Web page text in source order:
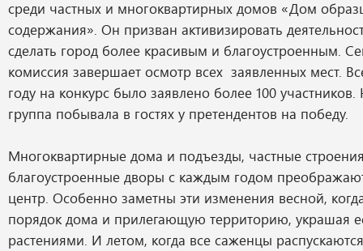
среди частных и многоквартирных домов «Дом
содержания». Он призван активизировать
сделать город более красивым и благоустроенным.
комиссия завершает осмотр всех заявленных мест.
году на конкурс было заявлено более 100
группа побывала в гостях у претендентов на победу.
Многоквартирные дома и подъезды, частные
благоустроенные дворы с каждым годом
центр. Особенно заметны эти изменения весной,
порядок дома и прилегающую территорию, украшая
растениями. И летом, когда все саженцы